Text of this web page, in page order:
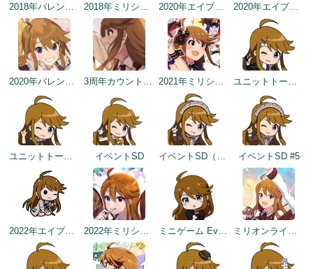
2018年バレンタインデー公式ツイート 2018年ミリシタ感謝祭 2020年エイプリルフールネタ 2020年エイプリルフールネタ
2020年バレンタインデー 3周年カウントダウンイラスト 2021年ミリシタ4周年トップ画面 ユニットトークイメージ（2021-07-29～）
ユニットトークイメージ（2021-07-29～） イベントSD イベントSD（2022/2/2） イベントSD #5
2022年エイプリルフールネタ 2022年ミリシタ5周年カウントダウン（3日前） ミニゲーム Everlasting Maze SD ミリオンライブ10周年記念トップ画面